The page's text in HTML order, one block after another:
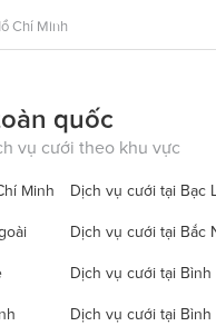
Chí Minh
quốc
vụ cưới theo khu vực
Minh Dịch vụ cưới tại Bạc
Dịch vụ cưới tại Bắc
Dịch vụ cưới tại Bình
Dịch vụ cưới tại Bình